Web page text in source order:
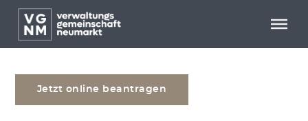
Menü überspringen
Menü überspringen
Erweiterte Meldebescheinigung
Jetzt online beantragen